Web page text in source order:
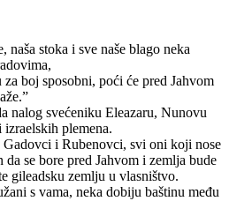
naša stoka i sve naše blago neka
boj sposobni, poći će pred Jahvom
nalog svećeniku Eleazaru, Nunovu
plemena.
i Rubenovci, svi oni koji nose
se bore pred Jahvom i zemlja bude
gileadsku zemlju u vlasništvo.
s vama, neka dobiju baštinu među